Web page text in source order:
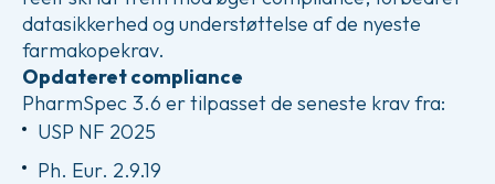
datasikkerhed og understøttelse af de nyeste
farmakopekrav.
Opdateret compliance
PharmSpec 3.6 er tilpasset de seneste krav fra:
USP NF 2025
Ph. Eur. 2.9.19